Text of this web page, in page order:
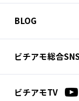
芦屋店
サイクルジャージ
広島店
BLOG
お知らせ
ビチアモコラム
ビチアモ総合
ビチアモTV